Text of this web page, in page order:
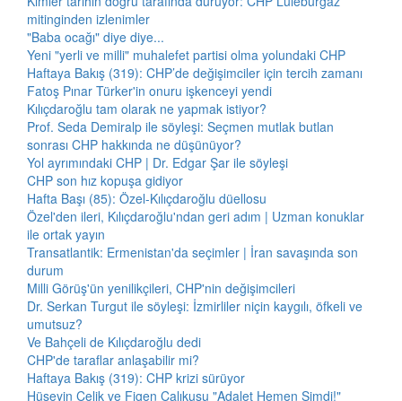
mitinginden izlenimler
"Baba ocağı" diye diye...
Yeni "yerli ve milli" muhalefet partisi olma yolundaki CHP
Haftaya Bakış (319): CHP’de değişimciler için tercih zamanı
Fatoş Pınar Türker'in onuru işkenceyi yendi
Kılıçdaroğlu tam olarak ne yapmak istiyor?
Prof. Seda Demiralp ile söyleşi: Seçmen mutlak butlan
sonrası CHP hakkında ne düşünüyor?
Yol ayrımındaki CHP | Dr. Edgar Şar ile söyleşi
CHP son hız kopuşa gidiyor
Hafta Başı (85): Özel-Kılıçdaroğlu düellosu
Özel'den ileri, Kılıçdaroğlu'ndan geri adım | Uzman konuklar
ile ortak yayın
Transatlantik: Ermenistan'da seçimler | İran savaşında son
durum
Milli Görüş'ün yenilikçileri, CHP'nin değişimcileri
Dr. Serkan Turgut ile söyleşi: İzmirliler niçin kaygılı, öfkeli ve
umutsuz?
Ve Bahçeli de Kılıçdaroğlu dedi
CHP'de taraflar anlaşabilir mi?
Haftaya Bakış (319): CHP krizi sürüyor
Hüseyin Çelik ve Figen Çalıkuşu "Adalet Hemen Şimdi!"